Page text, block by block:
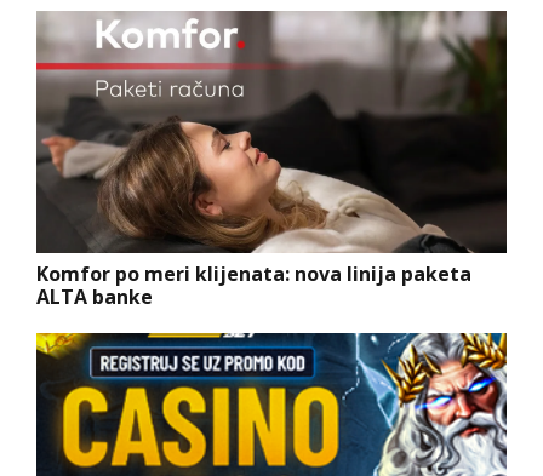
Komfor po meri klijenata: nova linija paketa
ALTA banke